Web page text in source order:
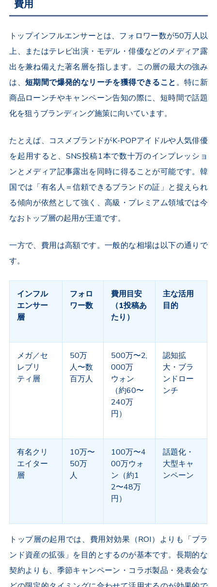
費用
トップインフルエンサーとは、フォロワー数が50万人以
上、またはテレビ出演・モデル・俳優などのメディア露
出を兼ね備えた著名層を指します。この層の最大の強み
は、 短期間で爆発的なリーチを獲得できること。特に新
商品ローンチやキャンペーン告知の際に、短時間で話題
化を狙うブランディング施策に向いています。
たとえば、コスメブランドがK-POPアイドルや人気俳優
を起用すると、 SNS投稿1本で数十万のインプレッショ
ンとメディア記事露出を同時に得ることが可能です。韓
国では「有名人＝信頼できるブランドの証」と捉えられ
る傾向が依然として強く、高級・プレミアム領域では今
なおトップ層の起用が王道です。
一方で、費用は高額です。一般的な相場は以下の通りで
す。
インフル
エンサー
層
フォロ
ワー数
費用目安
（1投稿あ
たり）
主な活用
目的
メガ／セ
レブリ
ティ層
50万
人〜数
百万人
500万〜2,
000万
ウォン
（約60〜
240万
円）
認知拡
大・ブラ
ンドロー
ンチ
有名クリ
エイター
層
10万〜
50万
人
100万〜4
00万ウォ
ン（約1
2〜48万
円）
話題化・
大型キャ
ンペーン
トップ層の起用では、費用対効果（ROI）よりも「ブラ
ンド資産の拡張」を目的とするのが基本です。長期的な
契約よりも、季節キャンペーン・コラボ製品・発表会な